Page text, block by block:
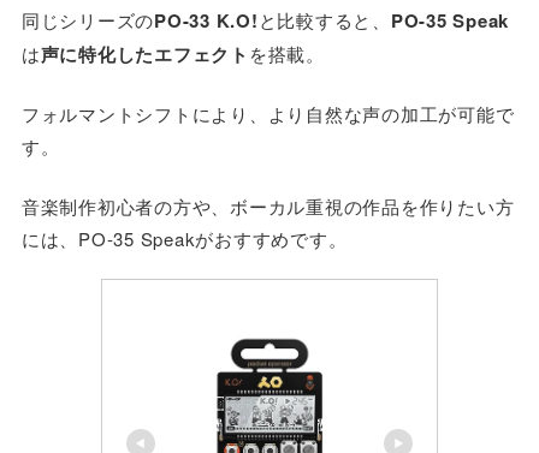
同じシリーズのPO-33 K.O!と比較すると、 PO-35 Speak
は声に特化したエフェクト を搭載。
フォルマントシフトにより、より自然な声の加工が可能で
す。
音楽制作初心者の方や、ボーカル重視の作品を作りたい方
には、PO-35 Speakがおすすめです。